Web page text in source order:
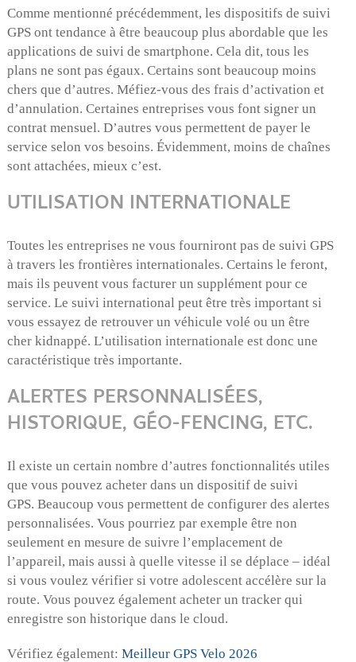
Comme mentionné précédemment, les dispositifs de suivi
GPS ont tendance à être beaucoup plus abordable que les
applications de suivi de smartphone. Cela dit, tous les
plans ne sont pas égaux. Certains sont beaucoup moins
chers que d’autres. Méfiez-vous des frais d’activation et
d’annulation. Certaines entreprises vous font signer un
contrat mensuel. D’autres vous permettent de payer le
service selon vos besoins. Évidemment, moins de chaînes
sont attachées, mieux c’est.
UTILISATION INTERNATIONALE
Toutes les entreprises ne vous fourniront pas de suivi GPS
à travers les frontières internationales. Certains le feront,
mais ils peuvent vous facturer un supplément pour ce
service. Le suivi international peut être très important si
vous essayez de retrouver un véhicule volé ou un être
cher kidnappé. L’utilisation internationale est donc une
caractéristique très importante.
ALERTES PERSONNALISÉES,
HISTORIQUE, GÉO-FENCING, ETC.
Il existe un certain nombre d’autres fonctionnalités utiles
que vous pouvez acheter dans un dispositif de suivi
GPS. Beaucoup vous permettent de configurer des alertes
personnalisées. Vous pourriez par exemple être non
seulement en mesure de suivre l’emplacement de
l’appareil, mais aussi à quelle vitesse il se déplace – idéal
si vous voulez vérifier si votre adolescent accélère sur la
route. Vous pouvez également acheter un tracker qui
enregistre son historique dans le cloud.
Vérifiez également: Meilleur GPS Velo 2026